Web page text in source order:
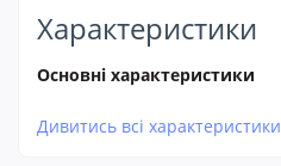
Характеристики
Основні характеристики
Дивитись всі характеристики